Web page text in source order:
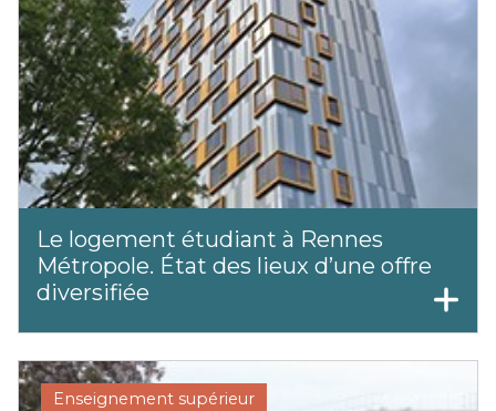
Le logement étudiant à Rennes
Métropole. État des lieux d’une offre
diversifiée
Enseignement supérieur